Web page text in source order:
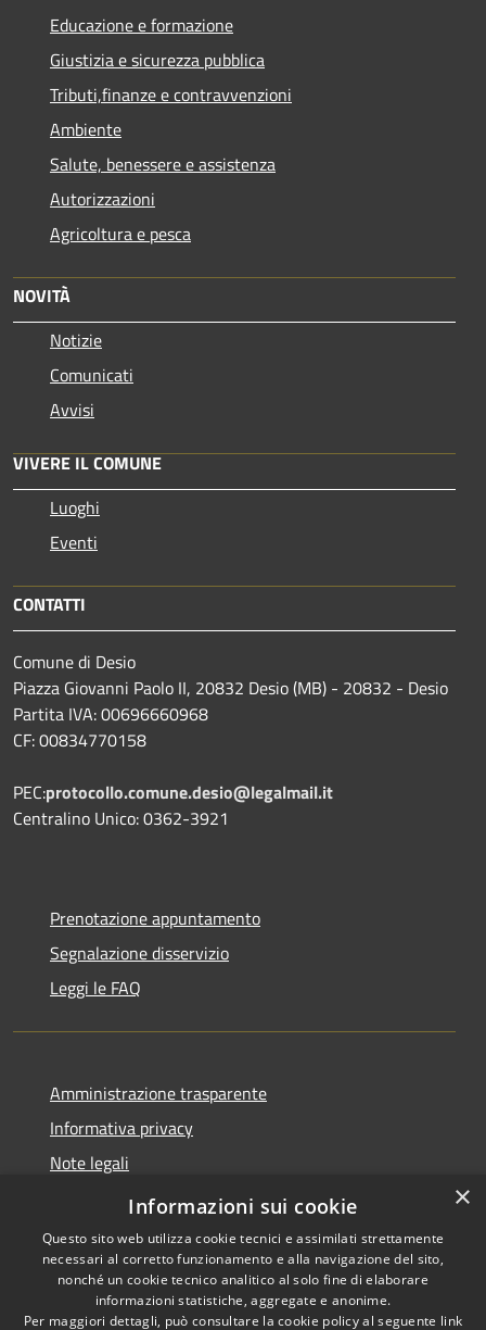
Educazione e formazione
Giustizia e sicurezza pubblica
Tributi,finanze e contravvenzioni
Ambiente
Salute, benessere e assistenza
Autorizzazioni
Agricoltura e pesca
NOVITÀ
Notizie
Comunicati
Avvisi
VIVERE IL COMUNE
Luoghi
Eventi
CONTATTI
Comune di Desio
Piazza Giovanni Paolo II, 20832 Desio (MB) - 20832 - Desio
Partita IVA: 00696660968
CF: 00834770158
PEC:protocollo.comune.desio@legalmail.it
Centralino Unico: 0362-3921
Prenotazione appuntamento
Segnalazione disservizio
Leggi le FAQ
Amministrazione trasparente
Informativa privacy
Note legali
Dichiarazione di accessibilità
Copyright © 2026 • Comune di
×
Informazioni sui cookie
Questo sito web utilizza cookie tecnici e assimilati strettamente
necessari al corretto funzionamento e alla navigazione del sito,
nonché un cookie tecnico analitico al solo fine di elaborare
informazioni statistiche, aggregate e anonime.
Per maggiori dettagli, può consultare la cookie policy al seguente link